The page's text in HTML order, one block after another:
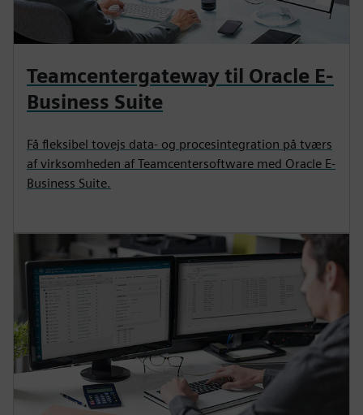
Teamcentergateway til Oracle E-
Business Suite
Få fleksibel tovejs data- og procesintegration på tværs
af virksomheden af Teamcentersoftware med Oracle E-
Business Suite.